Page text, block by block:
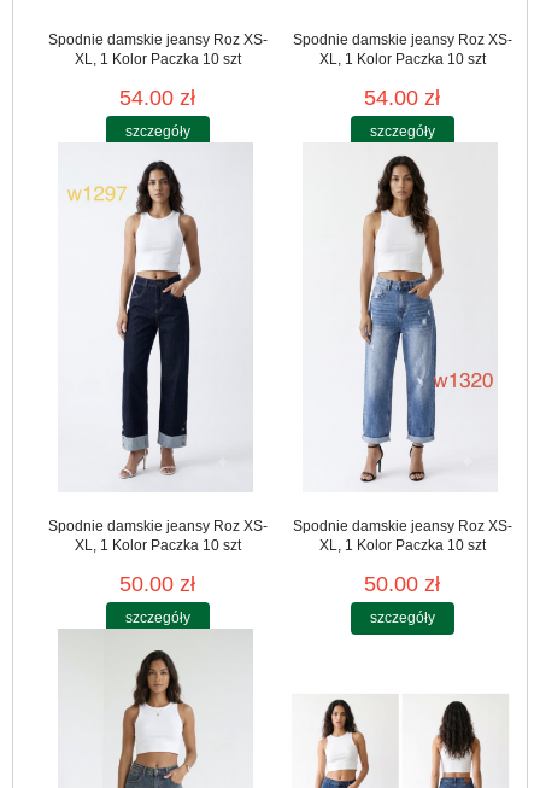
Spodnie damskie jeansy Roz XS-
XL, 1 Kolor Paczka 10 szt
54.00 zł
szczegóły
Spodnie damskie jeansy Roz XS-
XL, 1 Kolor Paczka 10 szt
54.00 zł
szczegóły
Spodnie damskie jeansy Roz XS-
XL, 1 Kolor Paczka 10 szt
50.00 zł
szczegóły
Spodnie damskie jeansy Roz XS-
XL, 1 Kolor Paczka 10 szt
50.00 zł
szczegóły